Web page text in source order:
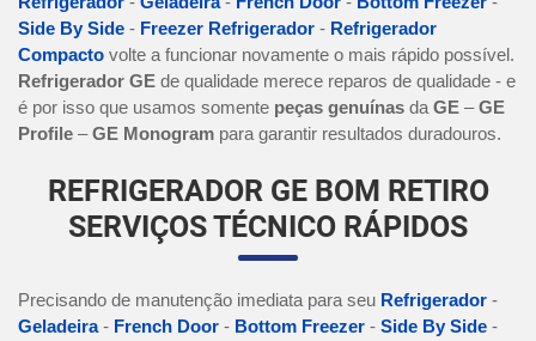
Side By Side - Freezer Refrigerador - Refrigerador
Compacto volte a funcionar novamente o mais rápido possível.
Refrigerador GE de qualidade merece reparos de qualidade - e
é por isso que usamos somente peças genuínas da GE –GE
Profile –GE Monogram para garantir resultados duradouros.
REFRIGERADOR GE BOM RETIRO
SERVIÇOS TÉCNICO RÁPIDOS
Precisando de manutenção imediata para seu Refrigerador -
Geladeira- French Door - Bottom Freezer - Side By Side -